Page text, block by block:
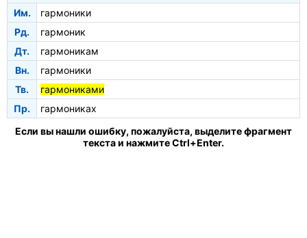
Им.
гармоники
Рд.
гармоник
Дт.
гармоникам
Вн.
гармоники
Тв.
гармониками
Пр.
гармониках
Если вы нашли ошибку, пожалуйста, выделите фрагмент
текста и нажмите Ctrl+Enter.